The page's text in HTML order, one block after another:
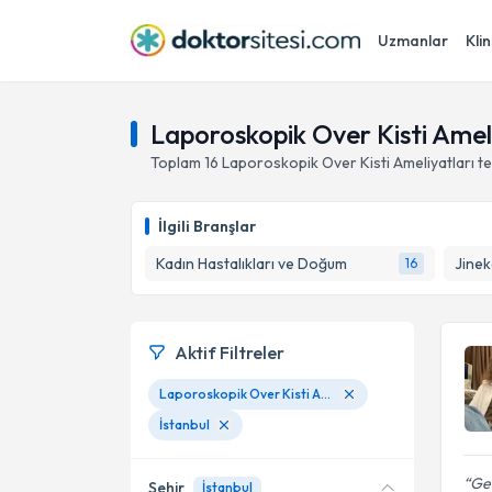
Uzmanlar
Laporoskopik Over Kisti
Toplam 16 Laporoskopik Over Kisti Ameliyatları
İlgili Branşlar
Kadın Hastalıkları ve Doğum
16
Aktif Filtreler
Laporoskopik Over Kisti Ameliyatları
İstanbul
Şehir İstanbul